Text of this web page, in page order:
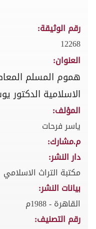
رقم الوثيقة:
12268
العنوان:
هموم المسلم
الاسلامية الدكتور
المؤلف:
ياسر فرحات
م.مشارك:
دار النشر:
مكتبة التراث الاسلامي
بيانات النشر:
القاهرة - 1988م
رقم التصنيف: